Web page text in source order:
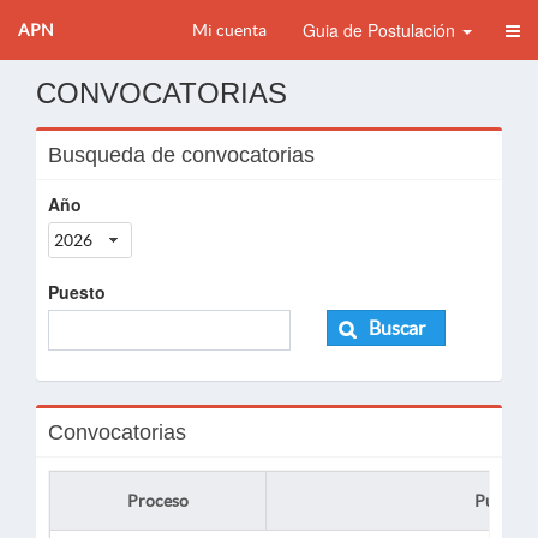
APN Mi cuenta Guia de Postulación
CONVOCATORIAS
Busqueda de convocatorias
Año
2026
Puesto
Buscar
Convocatorias
Proceso Puesto